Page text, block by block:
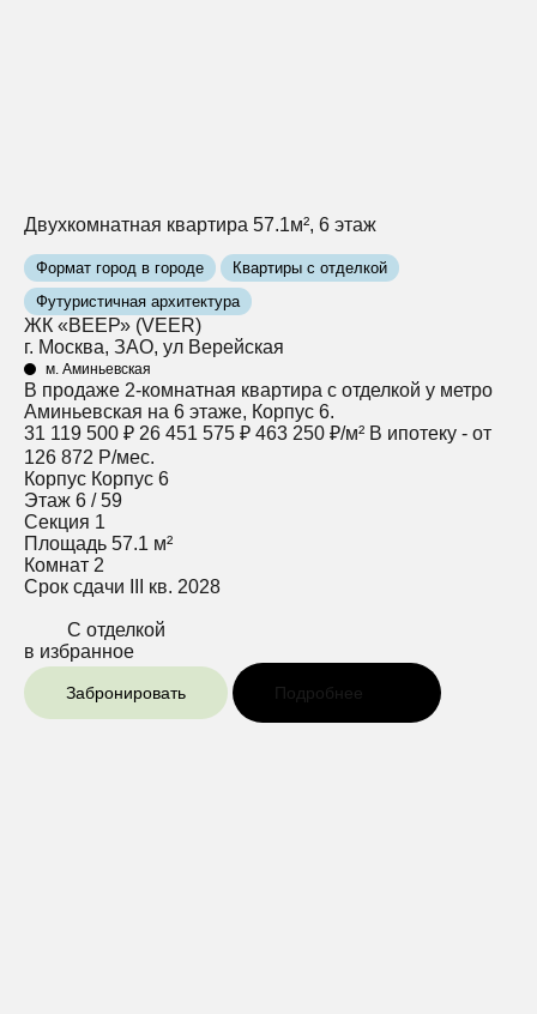
Двухкомнатная квартира 57.1м², 6 этаж
Формат город в городе
Квартиры с отделкой
Футуристичная архитектура
ЖК «ВЕЕР» (VEER)
г. Москва, ЗАО, ул Верейская
м. Аминьевская
В продаже 2-комнатная квартира с отделкой у метро
Аминьевская на 6 этаже, Корпус 6.
31 119 500 ₽ 26 451 575 ₽ 463 250 ₽/м² В ипотеку - от
126 872 Р/мес.
Корпус Корпус 6
Этаж 6 / 59
Секция 1
Площадь 57.1 м²
Комнат 2
Срок сдачи
III кв. 2028
С отделкой
в избранное
Забронировать Подробнее